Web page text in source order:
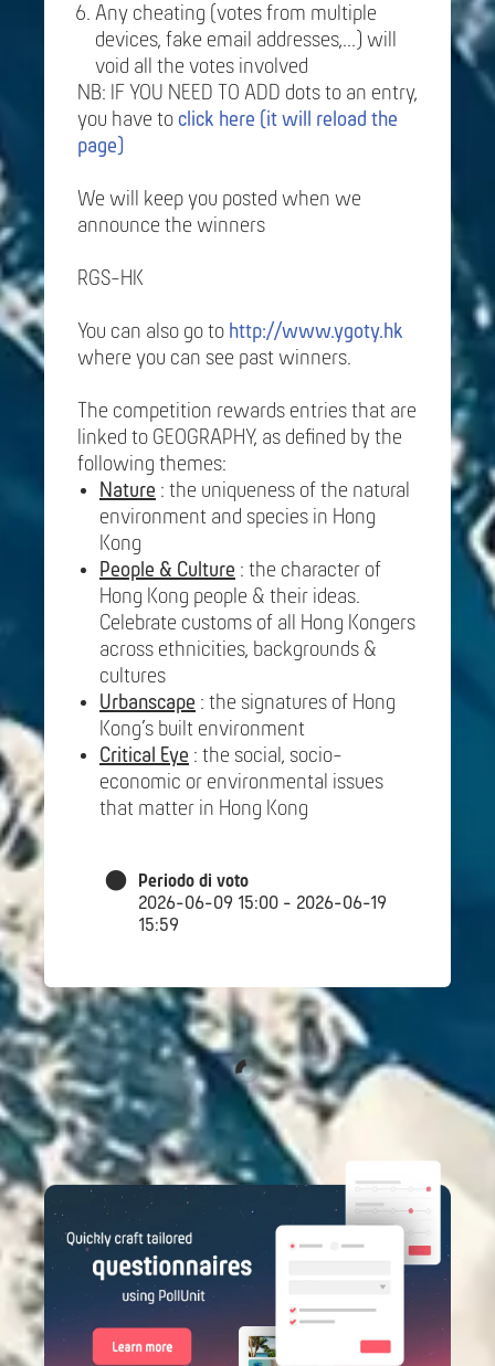
Any cheating (votes from multiple
devices, fake email addresses,...) will
void all the votes involved
NB: IF YOU NEED TO ADD dots to an entry,
you have to click here (it will reload the
page)
We will keep you posted when we
announce the winners
RGS-HK
You can also go to http://www.ygoty.hk
where you can see past winners.
The competition rewards entries that are
linked to GEOGRAPHY, as defined by the
following themes:
Nature : the uniqueness of the natural
environment and species in Hong
Kong
People & Culture : the character of
Hong Kong people & their ideas.
Celebrate customs of all Hong Kongers
across ethnicities, backgrounds &
cultures
Urbanscape : the signatures of Hong
Kong’s built environment
Critical Eye : the social, socio-
economic or environmental issues
that matter in Hong Kong
Periodo di voto
2026-06-09 15:00 - 2026-06-19
15:59